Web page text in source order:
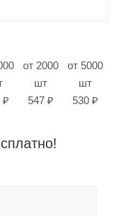
₽
от 2000
шт
547 ₽
от 5000
шт
530 ₽